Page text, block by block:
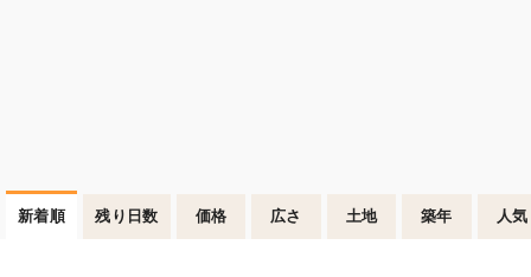
新着順 残り日数 価格 広さ 土地 築年 人気